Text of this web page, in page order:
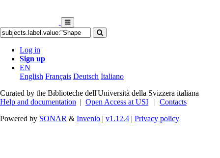
Log in
Sign up
EN
English Français Deutsch Italiano
Curated by the Biblioteche dell'Università della Svizzera italiana
Help and documentation | Open Access at USI | Contacts
Powered by SONAR & Invenio | v1.12.4 | Privacy policy